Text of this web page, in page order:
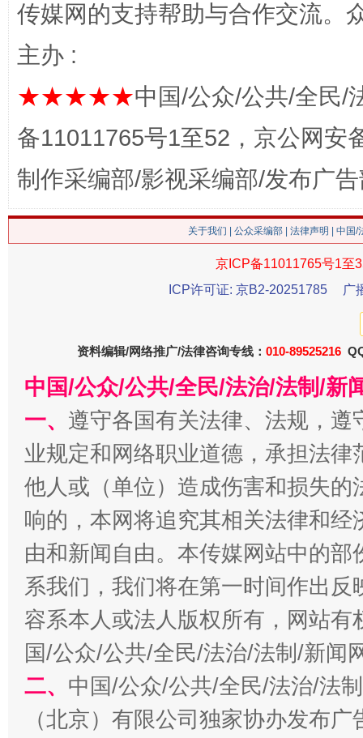
在谋一域中谋全局
今
习近平的博鳌关键词
魏明亮
传媒网的支持帮助与合作交流。
主办 :
★★★★★中国/公众/公共/全民/
备11011765号1至52，京公网安
制作采编部/影视采编部/发布广
关于我们 公众采编部 法律声明 | 中国
京ICP备11011765号1至
ICP许可证: 京B2-20251785
广
资料编辑/网络推广/法律咨询专线： 010-89525216
中国/公众/公共/全民/法治/法制/新
一、 遵守各国有关法律、法规，
业规定和网络职业道德，承担法
他人或（单位）造成伤害和损失
响的，本网将追究其相关法律和
由和新闻自由。本传媒网站中的
系我们，我们将在第一时间作出
容系本人或法人版权所有，网站
国/公众/公共/全民/法治/法制/新闻
二、 中国/公众/公共/全民/法治/法
（北京）有限公司独家协办发布